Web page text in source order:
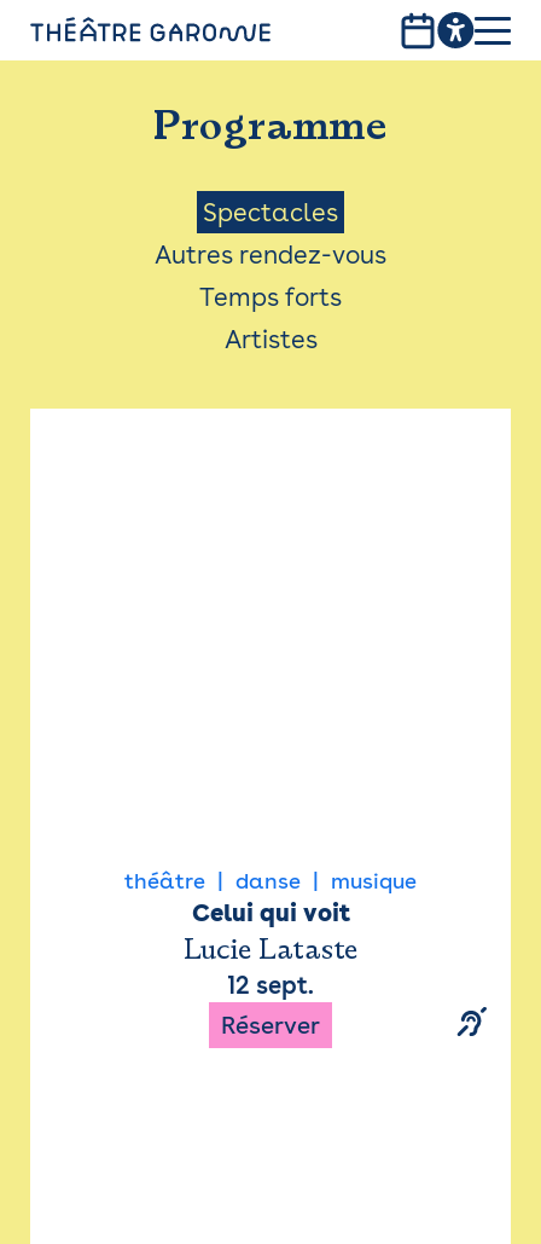
PROGRAMME
INFOS PRATIQUES
AVEC LES PUBLICS
ACCESSIBILITÉ
LES PRODUCTIONS
Programme
Menu
Saison
Spectacles
Autres rendez-vous
Temps forts
Artistes
théâtre danse musique
Celui qui voit
Lucie Lataste
12 sept.
Réserver